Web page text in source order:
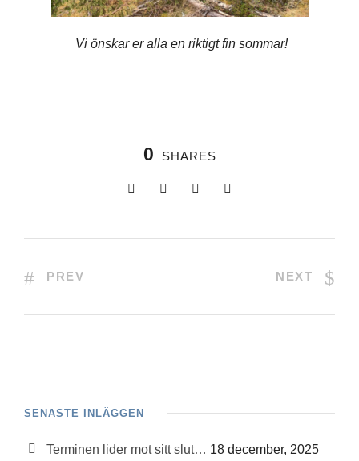
Vi önskar er alla en riktigt fin sommar!
0 SHARES
PREV NEXT
SENASTE INLÄGGEN
Terminen lider mot sitt slut… 18 december, 2025